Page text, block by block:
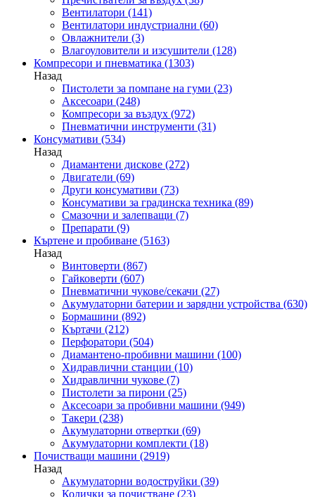
Вентилатори (141)
Вентилатори индустриални (60)
Овлажнители (3)
Влагоуловители и изсушители (128)
Компресори и пневматика (1303)
Назад
Пистолети за помпане на гуми (23)
Аксесоари (248)
Компресори за въздух (972)
Пневматични инструменти (31)
Консумативи (534)
Назад
Диамантени дискове (272)
Двигатели (69)
Други консумативи (73)
Консумативи за градинска техника (89)
Смазочни и залепващи (7)
Препарати (9)
Къртене и пробиване (5163)
Назад
Винтоверти (867)
Гайковерти (607)
Пневматични чукове/секачи (27)
Акумулаторни батерии и зарядни устройства (630)
Бормашини (892)
Къртачи (212)
Перфоратори (504)
Диамантено-пробивни машини (100)
Хидравлични станции (10)
Хидравлични чукове (7)
Пистолети за пирони (25)
Аксесоари за пробивни машини (949)
Такери (238)
Акумулаторни отвертки (69)
Акумулаторни комплекти (18)
Почистващи машини (2919)
Назад
Акумулаторни водоструйки (39)
Колички за почистване (23)